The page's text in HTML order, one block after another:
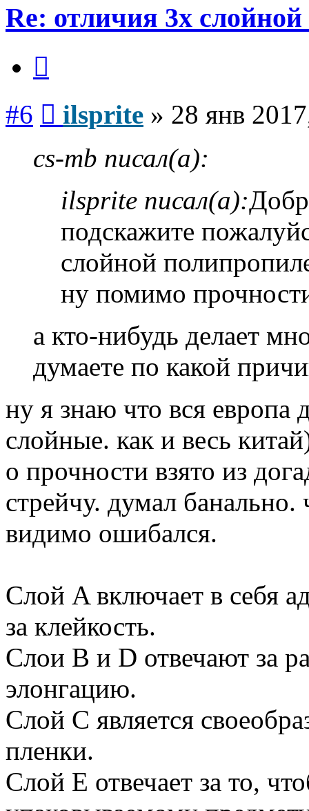
Re: отличия 3х
#6 ilsprite » 28 янв
cs-mb писал(а):
ilsprite писал(а):
подскажите
слойной
ну помимо
а кто-нибудь делает
думаете по какой
ну я знаю что вся европа
слойные. как и весь
о прочности взято из
стрейчу. думал
видимо ошибался.
Слой A включает в себя
за клейкость.
Слои B и D отвечают за
элонгацию.
Слой C является
пленки.
Слой E отвечает за то,